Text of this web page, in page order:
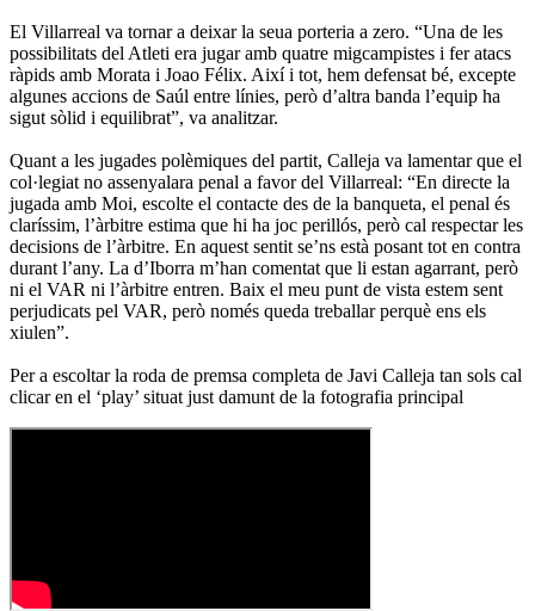
El Villarreal va tornar a deixar la seua porteria a zero. “Una de les
possibilitats del Atleti era jugar amb quatre migcampistes i fer atacs
ràpids amb Morata i Joao Félix. Així i tot, hem defensat bé, excepte
algunes accions de Saúl entre línies, però d’altra banda l’equip ha
sigut sòlid i equilibrat”, va analitzar.
Quant a les jugades polèmiques del partit, Calleja va lamentar que el
col·legiat no assenyalara penal a favor del Villarreal: “En directe la
jugada amb Moi, escolte el contacte des de la banqueta, el penal és
claríssim, l’àrbitre estima que hi ha joc perillós, però cal respectar les
decisions de l’àrbitre. En aquest sentit se’ns està posant tot en contra
durant l’any. La d’Iborra m’han comentat que li estan agarrant, però
ni el VAR ni l’àrbitre entren. Baix el meu punt de vista estem sent
perjudicats pel VAR, però només queda treballar perquè ens els
xiulen”.
Per a escoltar la roda de premsa completa de Javi Calleja tan sols cal
clicar en el ‘play’ situat just damunt de la fotografia principal